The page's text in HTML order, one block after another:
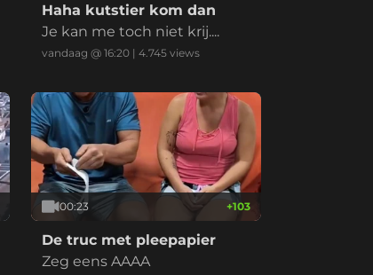
Haha kutstier kom dan
Je kan me toch niet krij....
vandaag @ 16:20 |4.745 views
00:23 +103
De truc met pleepapier
Zeg eens AAAA